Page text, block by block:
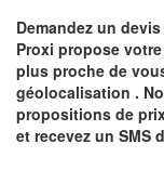
Demandez un
Proxi propose
plus proche de
géolocalisation .
propositions de
et recevez un SMS